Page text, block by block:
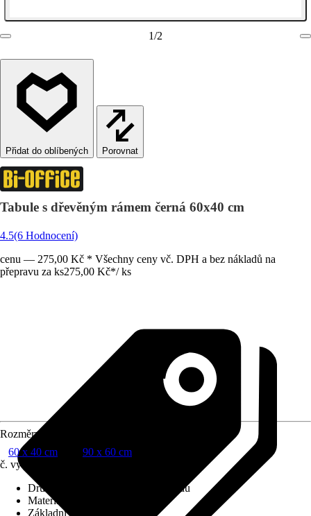
1/2
Porovnat
Tabule s dřevěným rámem černá 60x40 cm
4.5(6 Hodnocení)
cenu — 275,00 Kč * Všechny ceny vč. DPH a bez nákladů na
přepravu za ks275,00 Kč*/ ks
Rozměry (ŠxV)
60 x 40 cm
90 x 60 cm
č. výrobku
Druh výrobku
Černá tabule na křídu
Materiál
Základní barva